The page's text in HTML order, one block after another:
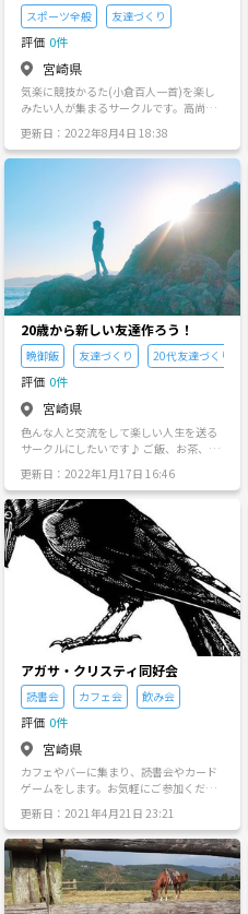
スポーツ全般 友達づくり
評価 0件
宮崎県
気楽に競技かるた(小倉百人一首)を楽し
みたい人が集まるサークルです。高尚な
になって、百人一首が好きという人に出
会えないので創りました。ゆるゆると技
た。なので初段以上の方に何も教えるこ
とができないのですが、それでも良けれ
ば是非お集まりください。 場所：宮崎市
内の公民館 日時：日曜日9:00〜13:00 参
加費：１回200円 最終更新日：2021/11/
15
更新日：2022年8月4日 18:38
20歳から新しい友達作ろう！
晩御飯 友達づくり 20代友達づくり
評価 0件
宮崎県
色んな人と交流をして楽しい人生を送る
サークルにしたいです♪ ご飯、お茶、呑
て豊かな人生にするために、みんなで楽
しみましょう✨
更新日：2022年1月17日 16:46
アガサ・クリスティ同好会
読書会 カフェ会 飲み会
評価 0件
宮崎県
カフェやバーに集まり、読書会やカード
ゲームをします。お気軽にご参加くださ
更新日：2021年4月21日 23:21